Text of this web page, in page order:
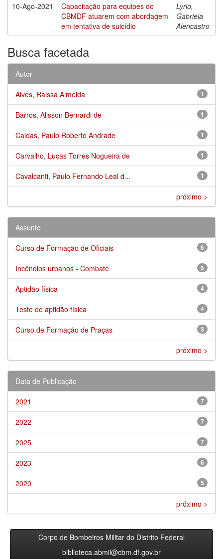
10-Ago-2021
Capacitação para equipes do
CBMDF atuarem com abordagem
em tentativa de suicídio
Lyrio,
Gabriela
Alencastro
Busca facetada
Autor
1
Alves, Raissa Almeida
1
Barros, Alisson Bernardi de
1
Caldas, Paulo Roberto Andrade
1
Carvalho, Lucas Torres Nogueira de
1
Cavalcanti, Paulo Fernando Leal d...
próximo >
Assunto
6
Curso de Formação de Oficiais
5
Incêndios urbanos - Combate
4
Aptidão física
4
Teste de aptidão física
3
Curso de Formação de Praças
próximo >
Data de Publicação
7
2021
7
2022
7
2025
6
2023
5
2020
próximo >
Corpo de Bombeiros Militar do Distrito Federal
biblioteca.abmil@cbm.df.gov.br